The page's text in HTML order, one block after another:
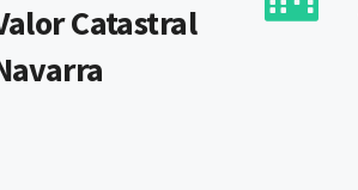
Catastral